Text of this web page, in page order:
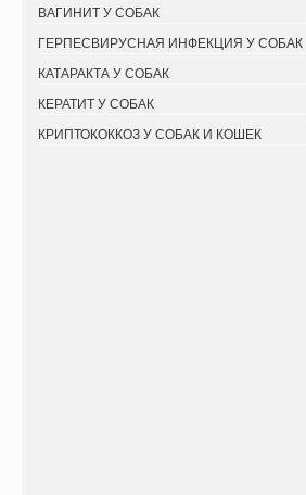
ВАГИНИТ У СОБАК
ГЕРПЕСВИРУСНАЯ ИНФЕКЦИЯ У СОБАК
КАТАРАКТА У СОБАК
КЕРАТИТ У СОБАК
КРИПТОКОККОЗ У СОБАК И КОШЕК